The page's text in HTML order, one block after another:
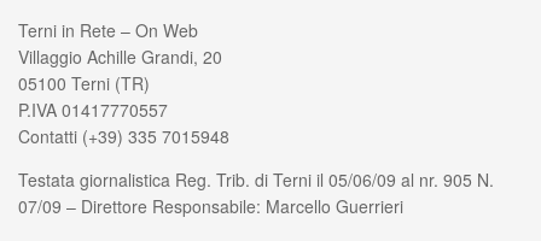
Terni in Rete – On Web
Villaggio Achille Grandi, 20
05100 Terni (TR)
P.IVA 01417770557
Contatti (+39) 335 7015948
Testata giornalistica Reg. Trib. di Terni il 05/06/09 al nr. 905 N.
07/09 – Direttore Responsabile: Marcello Guerrieri